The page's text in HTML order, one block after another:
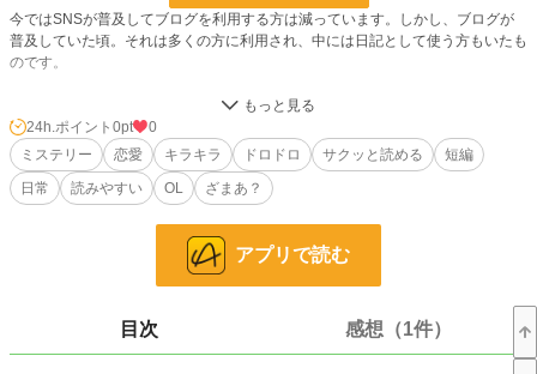
今ではSNSが普及してブログを利用する方は減っています。しかし、ブログが
普及していた頃。それは多くの方に利用され、中には日記として使う方もいたも
のです。
一人の乙女がブログ日記をつける。そこから始まる物語。
ブログ日記シリーズを一つの作品にまとめました。
若干の改変をしながら再投稿していきます。
228,618 位 / 228,618 件
5,379 位 / 5,379 件
24h.ポイント 0pt
0
ミステリー
恋愛 キラキラ ドロドロ サクッと読める
短編
日常
読みやすい OL ざまあ？
アプリで読む
目次 感想（1件）